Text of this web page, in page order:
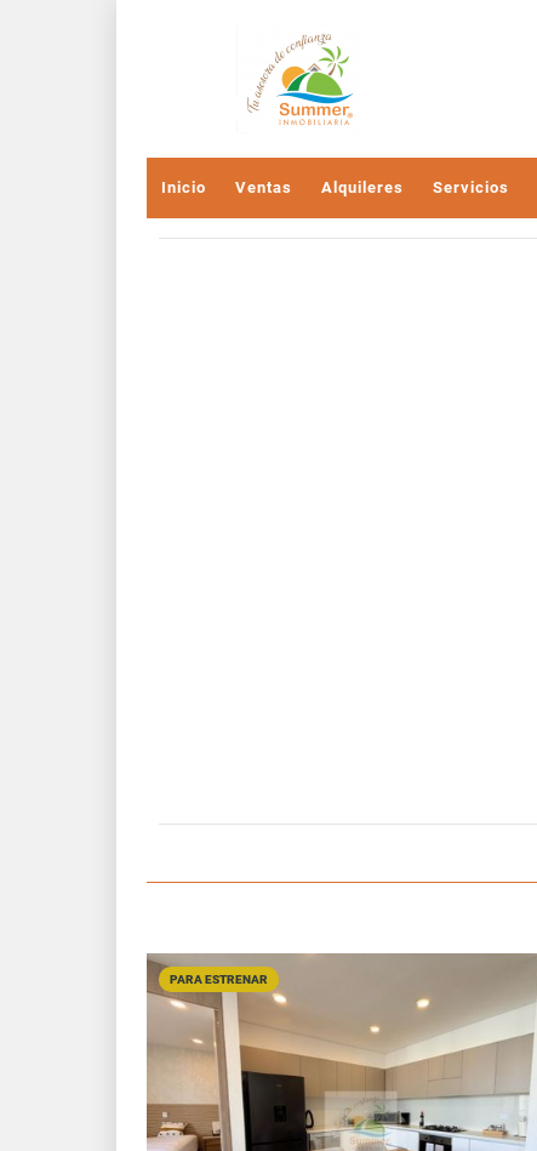
Inicio Ventas Alquileres Servicios
PARA ESTRENAR